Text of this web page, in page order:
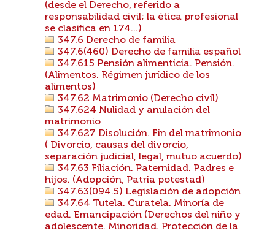
(desde el Derecho, referido a
responsabilidad civil; la ética profesional
se clasifica en 174...)
347.6 Derecho de familia
347.6(460) Derecho de familia español
347.615 Pensión alimenticia. Pensión.
(Alimentos. Régimen jurídico de los
alimentos)
347.62 Matrimonio (Derecho civil)
347.624 Nulidad y anulación del
matrimonio
347.627 Disolución. Fin del matrimonio
( Divorcio, causas del divorcio,
separación judicial, legal, mutuo acuerdo)
347.63 Filiación. Paternidad. Padres e
hijos. (Adopción, Patria potestad)
347.63(094.5) Legislación de adopción
347.64 Tutela. Curatela. Minoría de
edad. Emancipación (Derechos del niño y
adolescente. Minoridad. Protección de la